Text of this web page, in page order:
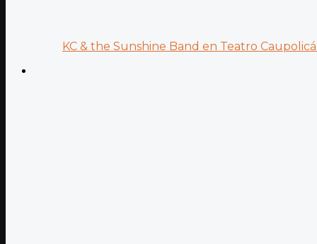
KC & the Sunshine Band en Teatro